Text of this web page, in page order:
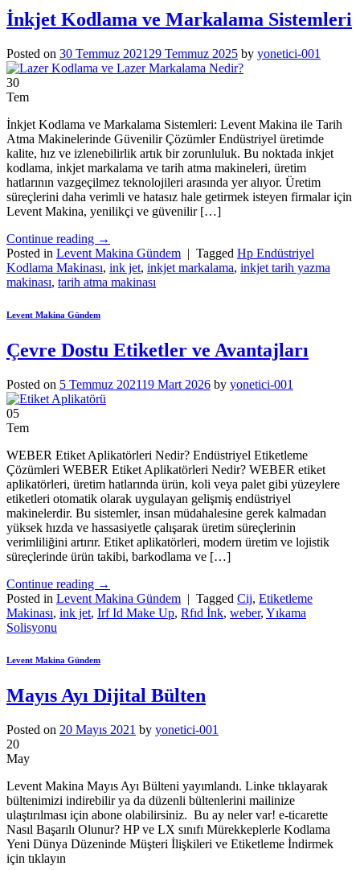
İnkjet Kodlama ve Markalama Sistemleri
Posted on 30 Temmuz 2021 29 Temmuz 2025 by yonetici-001
30
Tem
İnkjet Kodlama ve Markalama Sistemleri: Levent Makina ile Tarih
Atma Makinelerinde Güvenilir Çözümler Endüstriyel üretimde
kalite, hız ve izlenebilirlik artık bir zorunluluk. Bu noktada inkjet
kodlama, inkjet markalama ve tarih atma makineleri, üretim
hatlarının vazgeçilmez teknolojileri arasında yer alıyor. Üretim
süreçlerini daha verimli ve hatasız hale getirmek isteyen firmalar için
Levent Makina, yenilikçi ve güvenilir […]
Continue reading →
Posted in Levent Makina Gündem | Tagged Hp Endüstriyel
Kodlama Makinası, ink jet, inkjet markalama, inkjet tarih yazma
makinası, tarih atma makinası
Levent Makina Gündem
Çevre Dostu Etiketler ve Avantajları
Posted on 5 Temmuz 202119 Mart 2026 by yonetici-001
05
Tem
WEBER Etiket Aplikatörleri Nedir? Endüstriyel Etiketleme
Çözümleri WEBER Etiket Aplikatörleri Nedir? WEBER etiket
aplikatörleri, üretim hatlarında ürün, koli veya palet gibi yüzeylere
etiketleri otomatik olarak uygulayan gelişmiş endüstriyel
makinelerdir. Bu sistemler, insan müdahalesine gerek kalmadan
yüksek hızda ve hassasiyetle çalışarak üretim süreçlerinin
verimliliğini artırır. Etiket aplikatörleri, modern üretim ve lojistik
süreçlerinde ürün takibi, barkodlama ve […]
Continue reading →
Posted in Levent Makina Gündem | Tagged Cij, Etiketleme
Makinası, ink jet, Irf Id Make Up, Rfıd İnk, weber, Yıkama
Solisyonu
Levent Makina Gündem
Mayıs Ayı Dijital Bülten
Posted on 20 Mayıs 2021 by yonetici-001
20
May
Levent Makina Mayıs Ayı Bülteni yayımlandı. Linke tıklayarak
bültenimizi indirebilir ya da düzenli bültenlerini mailinize
ulaştırılması için abone olabilirsiniz. Bu ay neler var! e-ticarette
Nasıl Başarılı Olunur? HP ve LX sınıfı Mürekkeplerle Kodlama
Yeni Dünya Düzeninde Müşteri İlişkileri ve Etiketleme İndirmek
için tıklayın